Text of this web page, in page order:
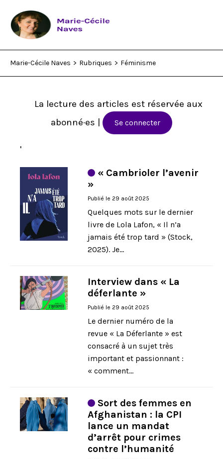
Rubriques
Qui suis-je ?
Contact
Je m’abonne
Marie-Cécile Naves > Rubriques > Féminisme
La lecture des articles est réservée aux
abonné·es |
Se connecter
'
« Cambrioler l’avenir
»
Publié le 29 août 2025
Quelques mots sur le dernier
livre de Lola Lafon, « Il n’a
jamais été trop tard » (Stock,
2025). Je...
Interview dans « La
déferlante »
Publié le 29 août 2025
Le dernier numéro de la
revue « La Déferlante » est
consacré à un sujet très
important et passionnant :
« comment...
Sort des femmes en
Afghanistan : la CPI
lance un mandat
d’arrêt pour crimes
contre l’humanité